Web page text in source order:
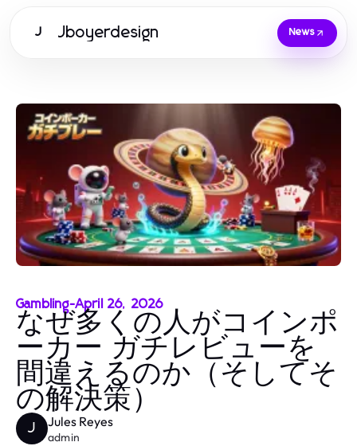
J Jboyerdesign News
Gambling-April 26, 2026
なぜ多くの人がコインポ
ーカー ガチレビューを
間違えるのか（そしてそ
の解決策）
J Jules Reyes
admin